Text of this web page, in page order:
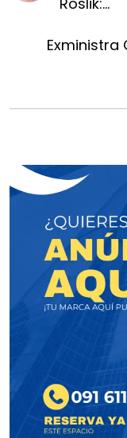
Exministra